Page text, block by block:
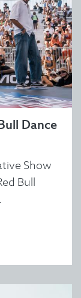
Dance
Show
Bull